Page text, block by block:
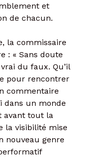
et
de chacun.
la commissaire
: « Sans doute
du faux. Qu’il
pour rencontrer
commentaire
dans un monde
avant tout la
la visibilité mise
nouveau genre